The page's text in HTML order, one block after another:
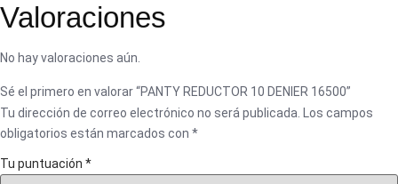
Valoraciones
No hay valoraciones aún.
Sé el primero en valorar “PANTY REDUCTOR 10 DENIER 16500”
Tu dirección de correo electrónico no será publicada. Los campos
obligatorios están marcados con *
Tu puntuación *